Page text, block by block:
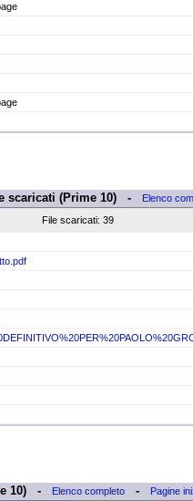
scaricati (Prime 10) -
Elenco
File scaricati: 39
10) - Elenco completo-
Pagine